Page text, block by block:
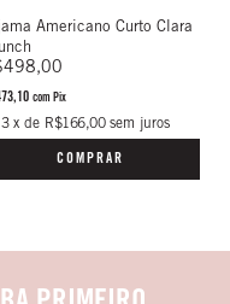
Americano Curto Clara
com Pix
3 x de R$166,00 sem juros
COMPRAR